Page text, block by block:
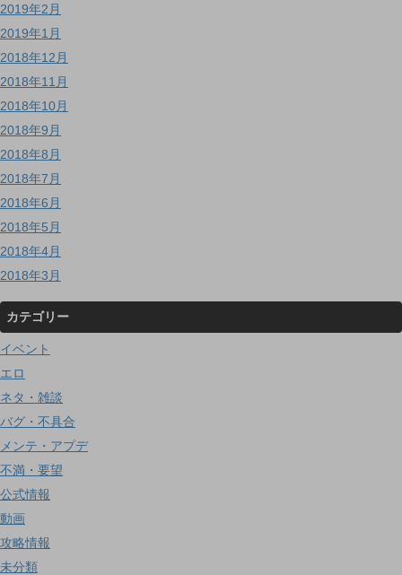
2019年2月
2019年1月
2018年12月
2018年11月
2018年10月
2018年9月
2018年8月
2018年7月
2018年6月
2018年5月
2018年4月
2018年3月
カテゴリー
イベント
エロ
ネタ・雑談
バグ・不具合
メンテ・アプデ
不満・要望
公式情報
動画
攻略情報
未分類